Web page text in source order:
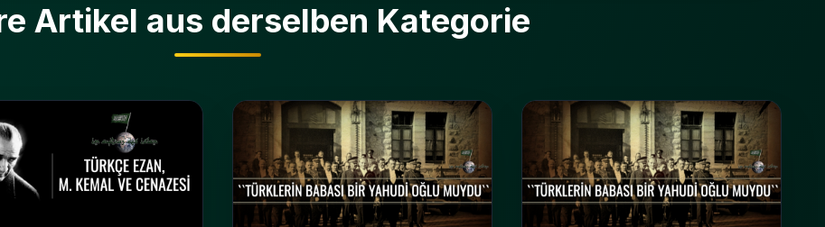
Artikel aus derselben Kategorie